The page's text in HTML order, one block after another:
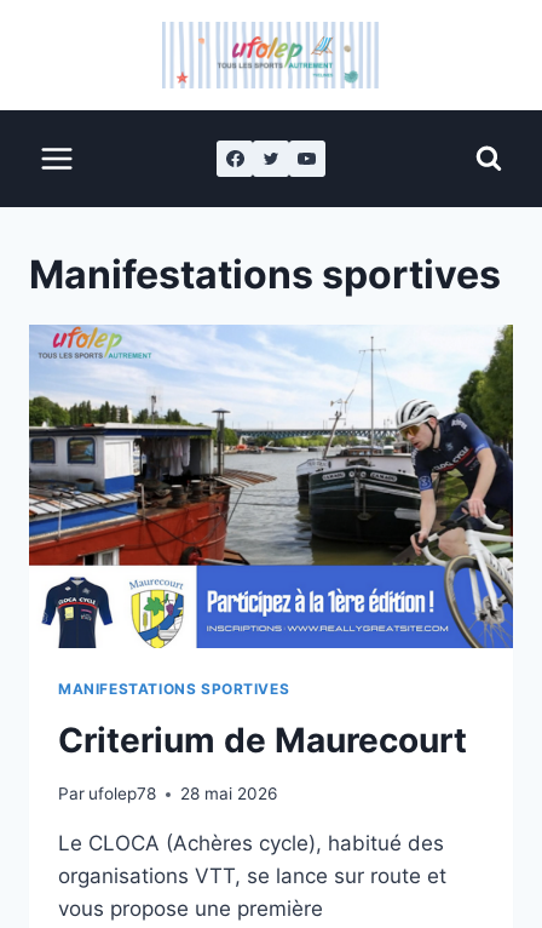
Manifestations sportives
MANIFESTATIONS SPORTIVES
Criterium de Maurecourt
Par ufolep78 28 mai 2026
Le CLOCA (Achères cycle), habitué des
organisations VTT, se lance sur route et
vous propose une première